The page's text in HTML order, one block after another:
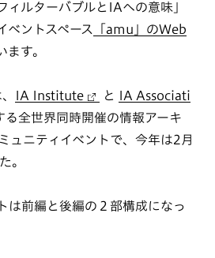
ィルターバブルとIAへの意味」
ベントスペース
「amu」のWeb
ます。
IA Institute と
IA Associati
る全世界同時開催の情報アーキ
ュニティイベントで、今年は2月
。
は前編と後編の２部構成になっ